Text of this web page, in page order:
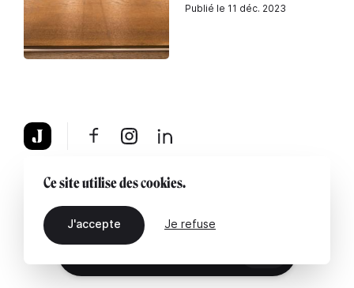
Publié le 11 déc. 2023
À propos Mentions légales Contactez-nous
Ce site utilise des cookies.
J'accepte Je refuse